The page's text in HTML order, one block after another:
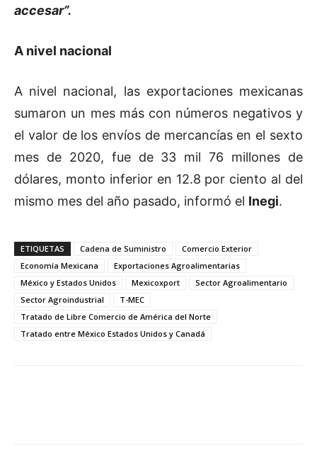
accesar”.
A nivel nacional
A nivel nacional, las exportaciones mexicanas
sumaron un mes más con números negativos y
el valor de los envíos de mercancías en el sexto
mes de 2020, fue de 33 mil 76 millones de
dólares, monto inferior en 12.8 por ciento al del
mismo mes del año pasado, informó el Inegi.
ETIQUETAS Cadena de Suministro
Comercio Exterior
Economía Mexicana
Exportaciones Agroalimentarias
México y Estados Unidos
Mexicoxport
Sector Agroalimentario
Sector Agroindustrial
T-MEC
Tratado de Libre Comercio de América del Norte
Tratado entre México Estados Unidos y Canadá